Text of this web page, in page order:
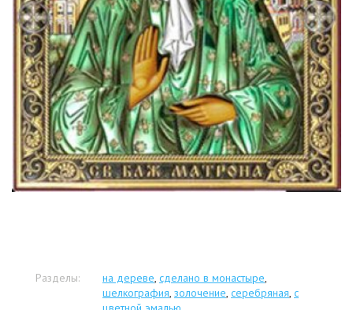
Разделы: на дереве, сделано в монастыре,
шелкография, золочение, серебряная, с